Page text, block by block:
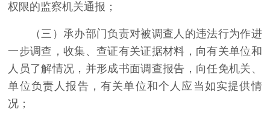
权限的监察机关通报；
（三）承办部门负责对被调查人的违法行为作进
一步调查，收集、查证有关证据材料，向有关单位和
人员了解情况，并形成书面调查报告，向任免机关、
单位负责人报告，有关单位和个人应当如实提供情
况；